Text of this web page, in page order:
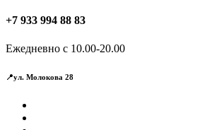
+7 933 994 88 83
Ежедневно с 10.00-20.00
📍ул. Молокова 28